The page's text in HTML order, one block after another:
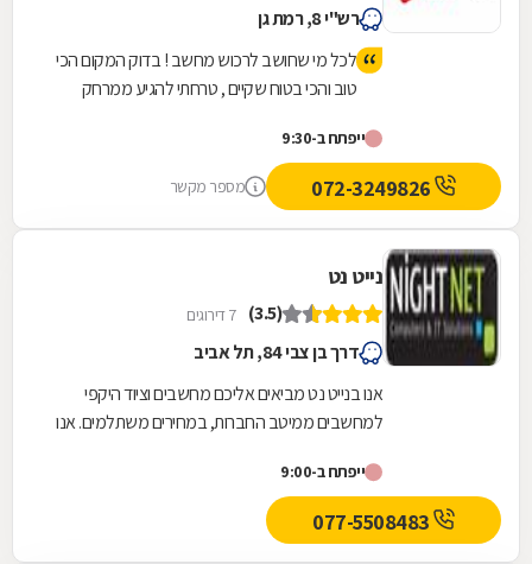
רש"י 8, רמת גן
לכל מי שחושב לרכוש מחשב ! בדוק המקום הכי
טוב והכי בטוח שקיים , טרחתי להגיע ממרחק
שאתם מכירים , תבדקו ותיווכחו !
ייפתח ב-9:30
מספר מקשר
נייט נט
(3.5) 7 דירוגים
דרך בן צבי 84, תל אביב
אנו בנייט נט מביאים אליכם מחשבים וציוד היקפי
למחשבים ממיטב החברות, במחירים משתלמים. אנו
ייפתח ב-9:00